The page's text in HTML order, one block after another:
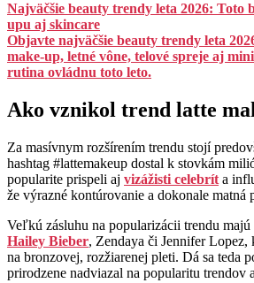
Najväčšie beauty trendy leta 2026: Toto
upu aj skincare
Objavte najväčšie beauty trendy leta
make-up, letné vône, telové spreje aj
rutina ovládnu toto leto.
Ako vznikol trend latte
Za masívnym rozšírením trendu stojí
hashtag #lattemakeup dostal k stovkám
popularite prispeli aj vizážisti celebrít a
že výrazné kontúrovanie a dokonale matná
Veľkú zásluhu na popularizácii trendu
Hailey Bieber, Zendaya či Jennifer Lopez,
na bronzovej, rozžiarenej pleti. Dá sa teda
prirodzene nadviazal na popularitu trendov